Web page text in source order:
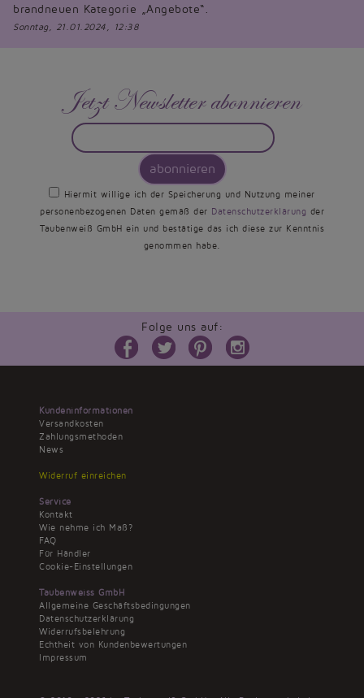
Jetzt Newsletter abonnieren
abonnieren
Hiermit willige ich der Speicherung und Nutzung meiner
personenbezogenen Daten gemäß der
Datenschutzerklärung
Taubenweiß GmbH ein und bestätige das ich diese zur Kenntnis
genommen habe.
Folge uns auf:
Zahlungsmethoden
News
Service
Kontakt
Wie nehme ich Maß?
Für Händler
Taubenweiss GmbH
Allgemeine Geschäftsbedingungen
Datenschutzerklärung
Widerrufsbelehrung
Echtheit von Kundenbewertungen
© 2010 - 2026 by Taubenweiß GmbH - Alle Rechte vorbehalten